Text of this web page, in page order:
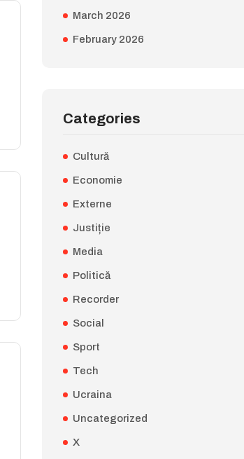
March 2026
February 2026
Categories
Cultură
Economie
Externe
Justiție
Media
Politică
Recorder
Social
Sport
Tech
Ucraina
Uncategorized
X